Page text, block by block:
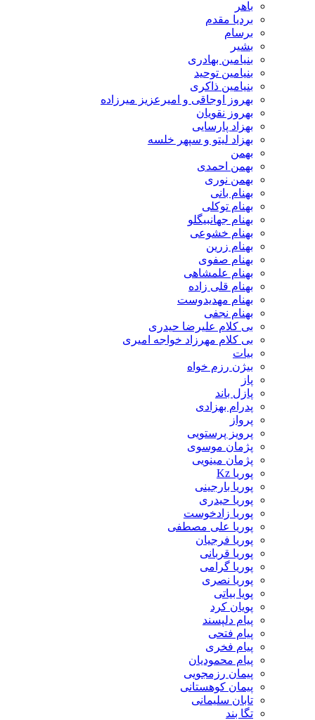
بردیا مقدم
بنیامین بهادری
بنیامین توحید
بنیامین ذاکری
بهروز اوجاقی و امیرعزیز میرزاده
بهروز نقویان
بهزاد پارسایی
بهزاد لیتو و سپهر خلسه
بهمن احمدی
بهمن نوری
بهنام بانی
بهنام توکلی
بهنام جهانبیگلو
بهنام خشوعی
بهنام زرین
بهنام صفوی
بهنام علمشاهی
بهنام قلی زاده
بهنام مهدیدوست
بهنام نجفی
بی کلام علیرضا حیدری
بی کلام مهرزاد خواجه امیری
بیژن رزم خواه
پازل باند
پدرام بهزادی
پرویز پرستویی
پژمان موسوی
پژمان مینویی
پوریا بارجینی
پوریا حیدری
پوریا زادخوست
پوریا علی مصطفی
پوریا فرجیان
پوریا قربانی
پوریا گرامی
پوریا نصری
پویا بیاتی
پویان کرد
پیام دلپسند
پیام فتحی
پیام فخری
پیام محمودیان
پیمان رزمجویی
پیمان کوهستانی
تابان سلیمانی